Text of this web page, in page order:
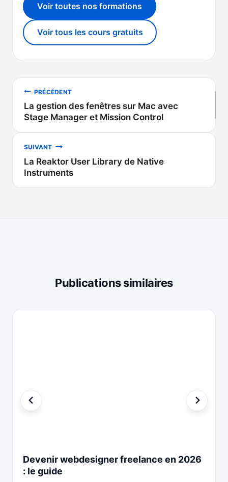
Voir toutes nos formations
Voir tous les cours gratuits
Navigation
de
l’article
PRÉCÉDENT
La gestion des fenêtres sur Mac avec
Stage Manager et Mission Control
SUIVANT
La Reaktor User Library de Native
Instruments
Publications similaires
Devenir webdesigner freelance en 2026
: le guide